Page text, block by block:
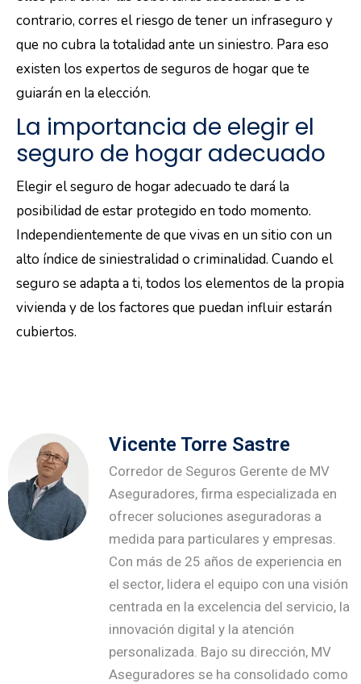
contrario, corres el riesgo de tener un infraseguro y
que no cubra la totalidad ante un siniestro. Para eso
existen los expertos de seguros de hogar que te
guiarán en la elección.
La importancia de elegir el
seguro de hogar adecuado
Elegir el seguro de hogar adecuado te dará la
posibilidad de estar protegido en todo momento.
Independientemente de que vivas en un sitio con un
alto índice de siniestralidad o criminalidad. Cuando el
seguro se adapta a ti, todos los elementos de la propia
vivienda y de los factores que puedan influir estarán
cubiertos.
Vicente Torre Sastre
Corredor de Seguros Gerente de MV
Aseguradores, firma especializada en
ofrecer soluciones aseguradoras a
medida para particulares y empresas.
Con más de 25 años de experiencia en
el sector, lidera el equipo con una visión
centrada en la excelencia del servicio, la
innovación digital y la atención
personalizada. Bajo su dirección, MV
Aseguradores se ha consolidado como